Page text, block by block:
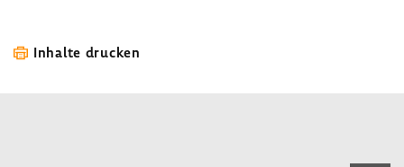
Inhalte drucken